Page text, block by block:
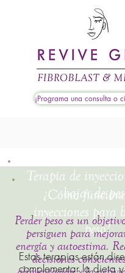
¿Cómo
inyecciones para
peso?
Estas terapias están
complementar la dieta
Terapia de
bajar de
Perder peso es un
persiguen para
energía y autoestima.
decisiones